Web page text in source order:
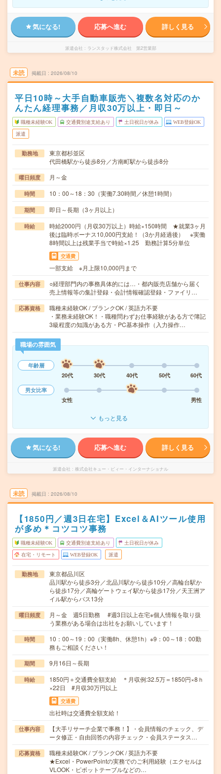
気になる! 応募へ進む 詳しく見る
派遣会社 ランスタッド株式会社 第2営業部
未読 掲載日 2026/08/10
平日10時～大手自動車販売＼複数名対応のか
んたん経理事務／月収30万以上・即日～
職種未経験OK 交通費別途支給あり 土日祝日が休み WEB登録OK
派遣
勤務地
東京都杉並区
代田橋駅から徒歩8分／方南町駅から徒歩8分
曜日頻度 月～金
時間 10：00～18：30（実働7.30時間／休憩1時間）
期間 即日～長期（3ヶ月以上）
時給
時給2000円（月収30万以上）時給×150時間 ★就業3ヶ月
後は臨時ボーナス10,000円支給！（3か月経過後） ※実働
8時間以上は残業手当で時給×1.25 勤務計算5分単位
交通費
一部支給 ※月上限10,000円まで
仕事内容
○経理部門内の事務具体的には…・都内販売店舗から届く
売上情報等の集計登録・会計情報確認登録・ファイリ…
応募資格
職種未経験OK / ブランクOK / 英語力不要
・業務未経験OK！・職種問わずお仕事経験がある方で簿記
3級程度の知識がある方・PC基本操作（入力操作…
職場の雰囲気
年齢層
20代
30代 40代 50代
60代
男女比率
女性
男性
もっと見る
気になる! 応募へ進む 詳しく見る
派遣会社 株式会社キュー・ビィー・インターナショナル
未読 掲載日 2026/08/10
【1850円／週3日在宅】Excel＆AIツール使用
が多め＊コツコツ事務
職種未経験OK 交通費別途支給あり 土日祝日が休み
在宅・リモート WEB登録OK 派遣
勤務地
東京都品川区
品川駅から徒歩3分／北品川駅から徒歩10分／高輪台駅か
ら徒歩17分／高輪ゲートウェイ駅から徒歩17分／天王洲ア
イル駅からバス13分
曜日頻度
月～金 週5日勤務 #週3日以上在宅※個人情報を取り扱
う業務がある場合は出社をお願いしています！
時間
10：00～19：00（実働8h、休憩1h）※9：00～18：00勤
務もご相談ください！
期間 9月16日～長期
時給
1850円＋交通費全額支給 ＊月収例:32.5万＝1850円×8ｈ
×22日 #月収30万円以上
交通費
出社時は交通費全額支給！
仕事内容
【大手リサーチ企業で事務！】・会員情報のチェック、デ
ータ修正・自由回答の内容チェック・会員ステータス…
応募資格
職種未経験OK / ブランクOK / 英語力不要
★Excel・PowerPointの実務でのご利用経験（エクセルは
VLOOK・ピボットテーブルなどの…